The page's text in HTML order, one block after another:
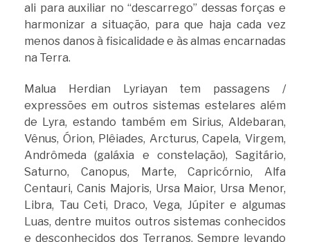
ali para auxiliar no “descarrego” dessas forças e
harmonizar a situação, para que haja cada vez
menos danos à fisicalidade e às almas encarnadas
na Terra.
Malua Herdian Lyriayan tem passagens /
expressões em outros sistemas estelares além
de Lyra, estando também em Sirius, Aldebaran,
Vênus, Órion, Plêiades, Arcturus, Capela, Virgem,
Andrômeda (galáxia e constelação), Sagitário,
Saturno, Canopus, Marte, Capricórnio, Alfa
Centauri, Canis Majoris, Ursa Maior, Ursa Menor,
Libra, Tau Ceti, Draco, Vega, Júpiter e algumas
Luas, dentre muitos outros sistemas conhecidos
e desconhecidos dos Terranos. Sempre levando